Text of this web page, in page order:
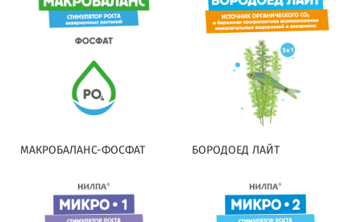
МАКРОБАЛАНС-ФОСФАТ БОРОДОЕД ЛАЙТ